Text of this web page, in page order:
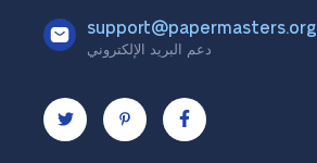
support@papermasters.org
دعم البريد الإلكتروني